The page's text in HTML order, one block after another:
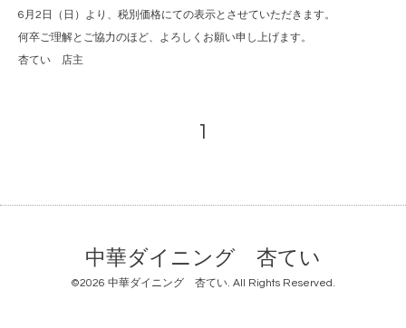
6月2日（日）より、税別価格にての表示とさせていただきます。
何卒ご理解とご協力のほど、よろしくお願い申し上げます。
杏てい 店主
1
中華ダイニング 杏てい
©2026 中華ダイニング 杏てい. All Rights Reserved.